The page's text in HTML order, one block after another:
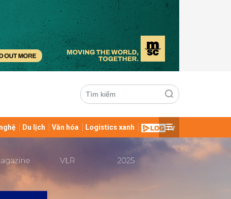
Du lịch Văn hóa Logistics xanh